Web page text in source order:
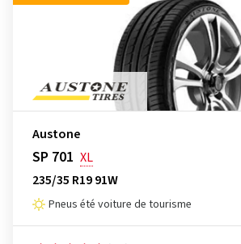
Austone
SP 701 XL
235/35 R19 91W
Pneus été voiture de tourisme